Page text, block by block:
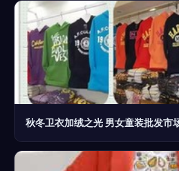
秋冬卫衣加绒之光 男女童装批发市